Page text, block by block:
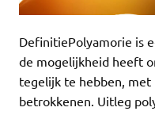
DefinitiePolyamorie is
de mogelijkheid heeft
tegelijk te hebben, met
betrokkenen. Uitleg